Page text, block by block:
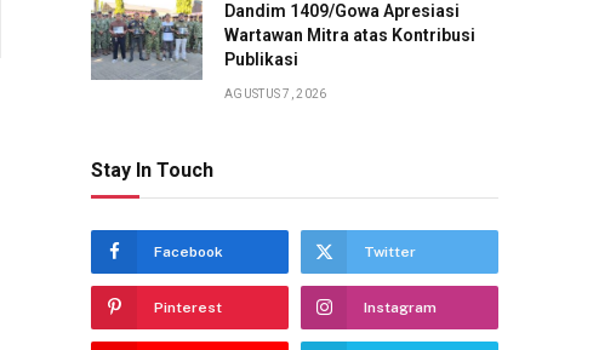
Dandim 1409/Gowa Apresiasi
Wartawan Mitra atas Kontribusi
Publikasi
AGUSTUS 7, 2026
Stay In Touch
Facebook Twitter
Pinterest Instagram